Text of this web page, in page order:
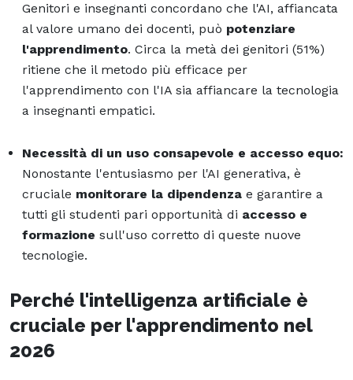
Genitori e insegnanti concordano che l'AI, affiancata
al valore umano dei docenti, può potenziare
l'apprendimento. Circa la metà dei genitori (51%)
ritiene che il metodo più efficace per
l'apprendimento con l'IA sia affiancare la tecnologia
a insegnanti empatici.
Necessità di un uso consapevole e accesso equo:
Nonostante l'entusiasmo per l'AI generativa, è
cruciale monitorare la dipendenza e garantire a
tutti gli studenti pari opportunità di accesso e
formazione sull'uso corretto di queste nuove
tecnologie.
Perché l'intelligenza artificiale è
cruciale per l'apprendimento nel
2026